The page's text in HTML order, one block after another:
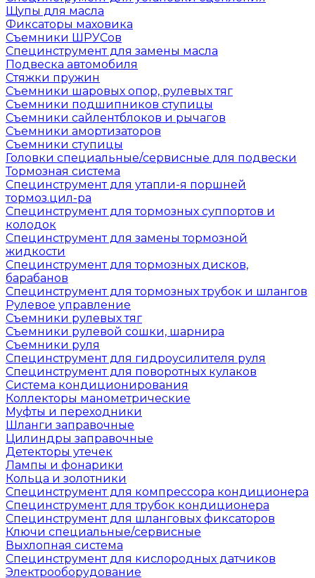
Щупы для масла
Фиксаторы маховика
Съемники ШРУСов
Специнструмент для замены масла
Подвеска автомобиля
Стяжки пружин
Съемники шаровых опор, рулевых тяг
Съемники подшипников ступицы
Съемники сайлентблоков и рычагов
Съемники амортизаторов
Съемники ступицы
Головки специальные/сервисные для подвески
Тормозная система
Специнструмент для утапли-я поршней
тормоз.цил-ра
Специнструмент для тормозных суппортов и
колодок
Специнструмент для замены тормозной
жидкости
Специнструмент для тормозных дисков,
барабанов
Специнструмент для тормозных трубок и шлангов
Рулевое управление
Съемники рулевых тяг
Съемники рулевой сошки, шарнира
Съемники руля
Специнструмент для гидроусилителя руля
Специнструмент для поворотных кулаков
Система кондиционирования
Коллекторы манометрические
Муфты и переходники
Шланги заправочные
Цилиндры заправочные
Детекторы утечек
Лампы и фонарики
Кольца и золотники
Специнструмент для компрессора кондиционера
Специнструмент для трубок кондиционера
Специнструмент для шланговых фиксаторов
Ключи специальные/сервисные
Выхлопная система
Специнструмент для кислородных датчиков
Электрооборудование